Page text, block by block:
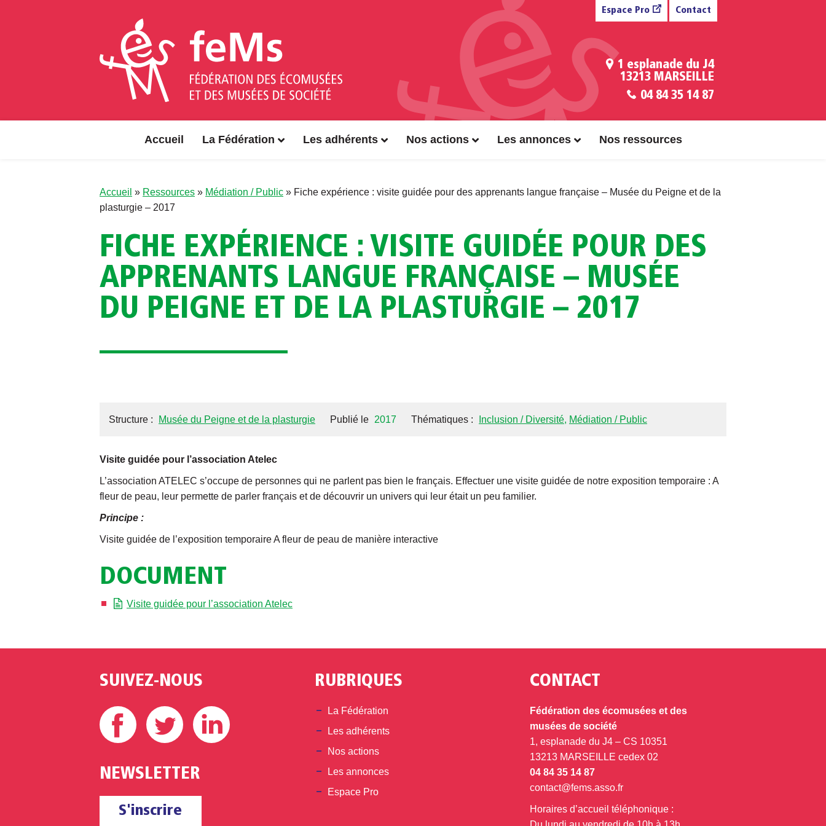
Espace Pro Contact
1 esplanade du J4
13213 MARSEILLE
04 84 35 14 87
Accueil La Fédération Les adhérents Nos actions Les annonces Nos ressources
Accueil » Ressources » Médiation / Public » Fiche expérience : visite guidée pour des apprenants langue française – Musée du Peigne et de la
plasturgie – 2017
FICHE EXPÉRIENCE : VISITE GUIDÉE POUR DES
APPRENANTS LANGUE FRANÇAISE – MUSÉE
DU PEIGNE ET DE LA PLASTURGIE – 2017
Structure : Musée du Peigne et de la plasturgie Publié le 2017 Thématiques : Inclusion / Diversité, Médiation / Public
Visite guidée pour l’association Atelec
L’association ATELEC s’occupe de personnes qui ne parlent pas bien le français. Effectuer une visite guidée de notre exposition temporaire : A
fleur de peau, leur permette de parler français et de découvrir un univers qui leur était un peu familier.
Principe :
Visite guidée de l’exposition temporaire A fleur de peau de manière interactive
DOCUMENT
Visite guidée pour l’association Atelec
SUIVEZ-NOUS
Facebook Twitter
NEWSLETTER
S'inscrire
RUBRIQUES
La Fédération
Les adhérents
Nos actions
Les annonces
Espace Pro
CONTACT
Fédération des écomusées et des
musées de société
1, esplanade du J4 – CS 10351
13213 MARSEILLE cedex 02
04 84 35 14 87
contact@fems.asso.fr
Horaires d’accueil téléphonique :